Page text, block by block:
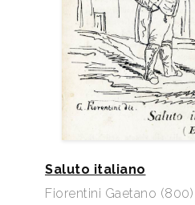
Saluto italiano
Fiorentini Gaetano (800)